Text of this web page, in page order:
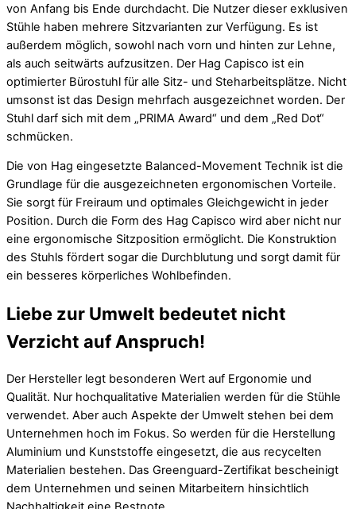
von Anfang bis Ende durchdacht. Die Nutzer dieser exklusiven
Stühle haben mehrere Sitzvarianten zur Verfügung. Es ist
außerdem möglich, sowohl nach vorn und hinten zur Lehne,
als auch seitwärts aufzusitzen. Der Hag Capisco ist ein
optimierter Bürostuhl für alle Sitz- und Steharbeitsplätze. Nicht
umsonst ist das Design mehrfach ausgezeichnet worden. Der
Stuhl darf sich mit dem „PRIMA Award“ und dem „Red Dot“
schmücken.
Die von Hag eingesetzte Balanced-Movement Technik ist die
Grundlage für die ausgezeichneten ergonomischen Vorteile.
Sie sorgt für Freiraum und optimales Gleichgewicht in jeder
Position. Durch die Form des Hag Capisco wird aber nicht nur
eine ergonomische Sitzposition ermöglicht. Die Konstruktion
des Stuhls fördert sogar die Durchblutung und sorgt damit für
ein besseres körperliches Wohlbefinden.
Liebe zur Umwelt bedeutet nicht
Verzicht auf Anspruch!
Der Hersteller legt besonderen Wert auf Ergonomie und
Qualität. Nur hochqualitative Materialien werden für die Stühle
verwendet. Aber auch Aspekte der Umwelt stehen bei dem
Unternehmen hoch im Fokus. So werden für die Herstellung
Aluminium und Kunststoffe eingesetzt, die aus recycelten
Materialien bestehen. Das Greenguard-Zertifikat bescheinigt
dem Unternehmen und seinen Mitarbeitern hinsichtlich